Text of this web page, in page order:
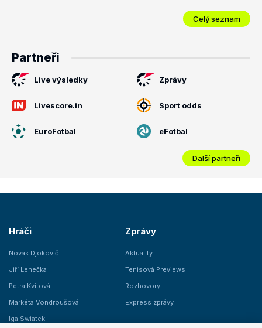
Celý seznam
Partneři
Live výsledky Zprávy
Livescore.in Sport odds
EuroFotbal eFotbal
Další partneři
Hráči
Novak Djokovič
Jiří Lehečka
Petra Kvitová
Markéta Vondroušová
Iga Swiatek
Zprávy
Aktuality
Tenisová Previews
Rozhovory
Express zprávy